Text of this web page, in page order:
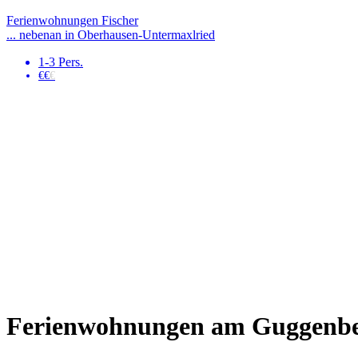
Ferienwohnungen Fischer
... nebenan in Oberhausen-Untermaxlried
1-3 Pers.
€€€
Ferienwohnungen am